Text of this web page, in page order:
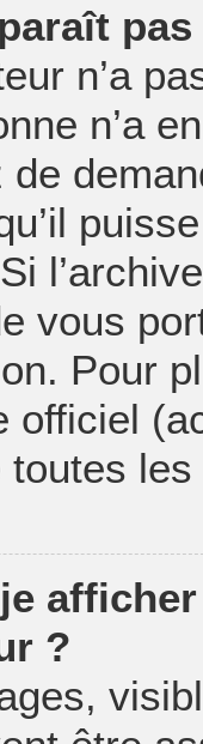
n’a
n’a
vous
Pour
officiel
?